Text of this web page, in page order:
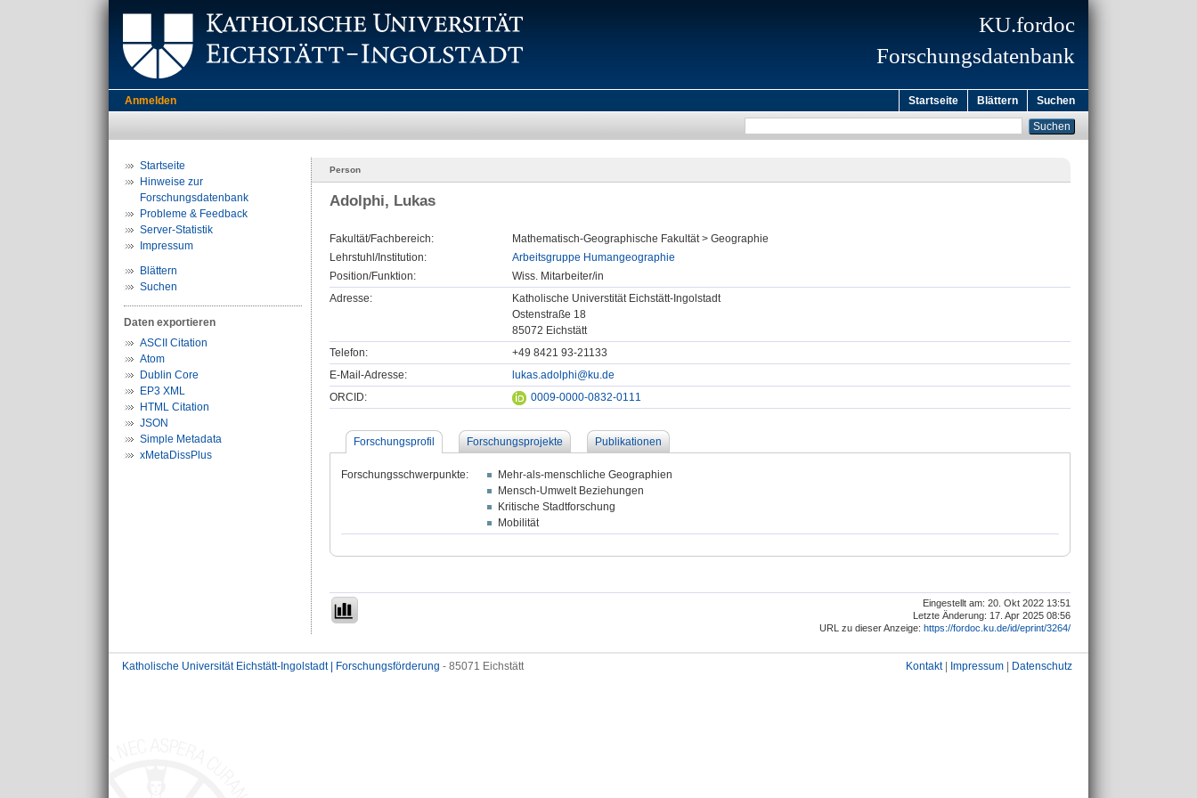
KU.fordoc
Forschungsdatenbank
Anmelden Startseite Blättern Suchen
Startseite
Hinweise zur
Forschungsdatenbank
Probleme & Feedback
Server-Statistik
Impressum
Blättern
Suchen
Daten exportieren
ASCII Citation
Atom
Dublin Core
EP3 XML
HTML Citation
JSON
Simple Metadata
xMetaDissPlus
Person
Adolphi, Lukas
Fakultät/Fachbereich:
Mathematisch-Geographische Fakultät > Geographie
Lehrstuhl/Institution:
Arbeitsgruppe Humangeographie
Position/Funktion:
Wiss. Mitarbeiter/in
Adresse:
Katholische Universtität Eichstätt-Ingolstadt
Ostenstraße 18
85072 Eichstätt
Telefon:
+49 8421 93-21133
E-Mail-Adresse:
lukas.adolphi@ku.de
ORCID:
0009-0000-0832-0111
Forschungsprofil Forschungsprojekte Publikationen
Forschungsschwerpunkte:
Mehr-als-menschliche Geographien
Mensch-Umwelt Beziehungen
Kritische Stadtforschung
Mobilität
Eingestellt am: 20. Okt 2022 13:51
Letzte Änderung: 17. Apr 2025 08:56
URL zu dieser Anzeige: https://fordoc.ku.de/id/eprint/3264/
Katholische Universität Eichstätt-Ingolstadt | Forschungsförderung - 85071 Eichstätt Kontakt| Impressum Datenschutz